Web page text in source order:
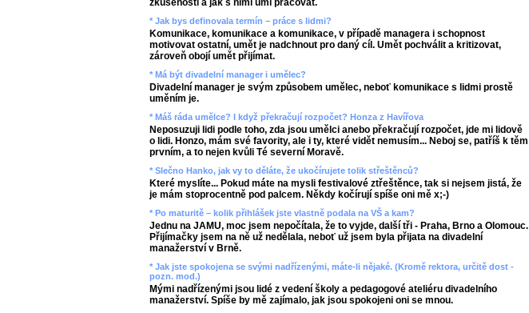
zkušenosti a jak s nimi umí pracovat.
* Jak bys definovala termín – práce s lidmi?
Komunikace, komunikace a komunikace, v případě managera i schopnost
motivovat ostatní, umět je nadchnout pro daný cíl. Umět pochválit a kritizovat,
zároveň obojí umět přijímat.
* Má být divadelní manager i umělec?
Divadelní manager je svým způsobem umělec, neboť komunikace s lidmi prostě
uměním je.
* Máš ráda umělce? I když překračují rozpočet? Honza z Havířova
Neposuzuji lidi podle toho, zda jsou umělci anebo překračují rozpočet, jde mi lidově
o lidi. Honzo, mám své favority, ale i ty, které vidět nemusím... Neboj se, patříš k těm
prvním, a to nejen kvůli Té severní Moravě.
* Slečno Hanko, jak vy to děláte, že ukočírujete tolik střeštěnců?
Které myslíte... Pokud máte na mysli festivalové ztřeštěnce, tak si nejsem jistá, že
je mám stoprocentně pod palcem. Někdy kočírují spíše oni mě x;-)
* Po maturitě – kolik přihlášek jste vlastně podala na VŠ a kam?
Jednu na JAMU, moc jsem nepočítala, že to vyjde, další tři - Praha, Brno a Olomouc.
Přijímačky jsem na ně už nedělala, neboť už jsem byla přijata na divadelní
manažerství v Brně.
* Jak jste spokojena se svými nadřízenými, máte-li nějaké. (Kromě rektora, určitě dost -
pozn. mod.)
Mými nadřízenými jsou lidé z vedení školy a pedagogové ateliéru divadelního
manažerství. Spíše by mě zajímalo, jak jsou spokojeni oni se mnou.